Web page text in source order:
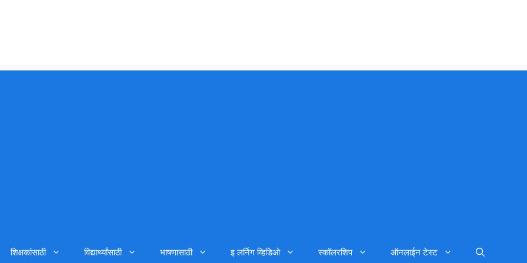
शिक्षकांसाठी विद्यार्थ्यांसाठी भाषणासाठी इ लर्निग व्हिडिओ स्कॉलरशिप ऑनलाईन टेस्ट